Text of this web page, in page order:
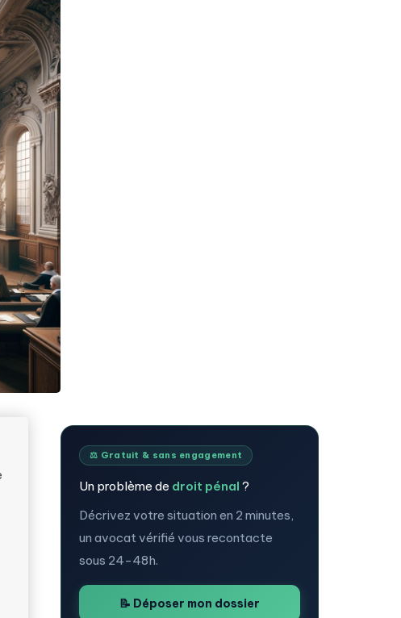
⚖️ Gratuit & sans engagement
Un problème de droit pénal ?
Décrivez votre situation en 2 minutes,
un avocat vérifié vous recontacte
sous 24-48h.
📝 Déposer mon dossier